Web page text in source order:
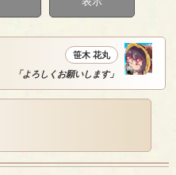
笹木 花丸
「よろしくお願いします」